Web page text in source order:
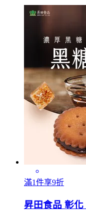
滿1件享9折
昇田食品 彰